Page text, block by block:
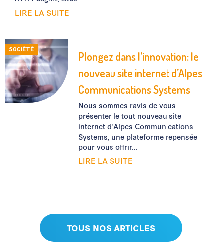
LIRE LA SUITE
SOCIÉTÉ
Plongez dans l’innovation: le
nouveau site internet d’Alpes
Communications Systems
Nous sommes ravis de vous
présenter le tout nouveau site
internet d'Alpes Communications
Systems, une plateforme repensée
pour vous offrir...
LIRE LA SUITE
TOUS NOS ARTICLES